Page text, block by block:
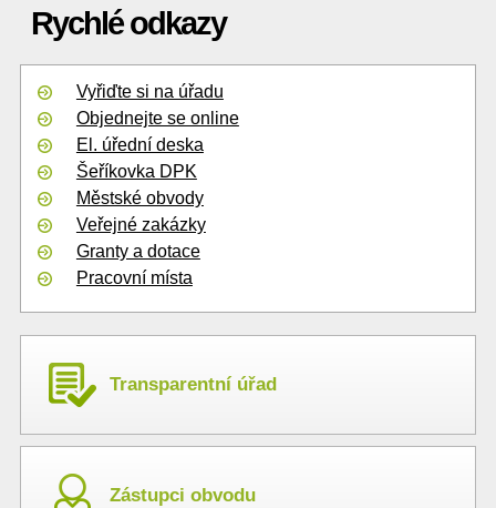
Rychlé odkazy
Vyřiďte si na úřadu
Objednejte se online
El. úřední deska
Šeříkovka DPK
Městské obvody
Veřejné zakázky
Granty a dotace
Pracovní místa
Transparentní úřad
Zástupci obvodu